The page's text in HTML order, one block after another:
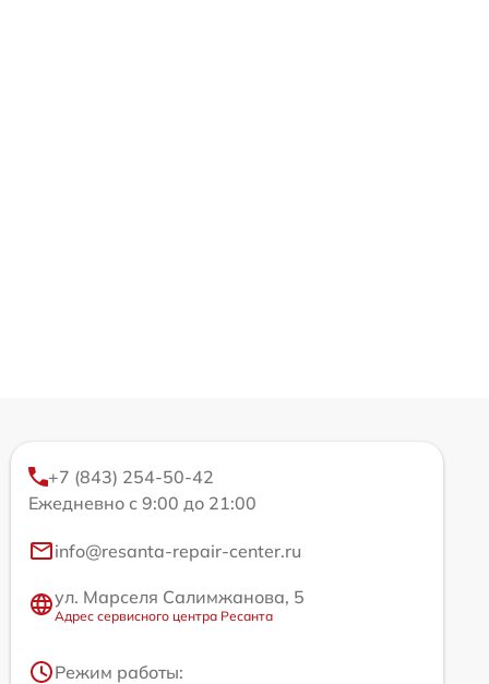
+7 (843) 254-50-42
Ежедневно с 9:00 до 21:00
info@resanta-repair-center.ru
ул. Марселя Салимжанова, 5
Адрес сервисного центра Ресанта
Режим работы: